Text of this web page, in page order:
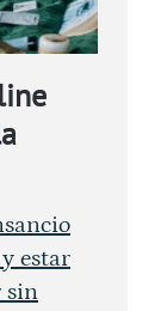
estar
sin